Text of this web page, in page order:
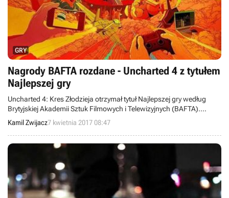
GRY
Nagrody BAFTA rozdane - Uncharted 4 z tytułem
Najlepszej gry
Uncharted 4: Kres Złodzieja otrzymał tytuł Najlepszej gry według
Brytyjskiej Akademii Sztuk Filmowych i Telewizyjnych (BAFTA).
Natomiast najwięcej statuetek przygarnęła platformówka Inside.
Kamil Zwijacz7 kwietnia 2017 08:47